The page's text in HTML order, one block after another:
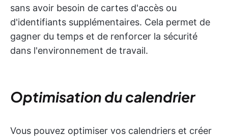
sans avoir besoin de cartes d'accès ou
d'identifiants supplémentaires. Cela permet de
gagner du temps et de renforcer la sécurité
dans l'environnement de travail.
Optimisation du calendrier
Vous pouvez optimiser vos calendriers et créer